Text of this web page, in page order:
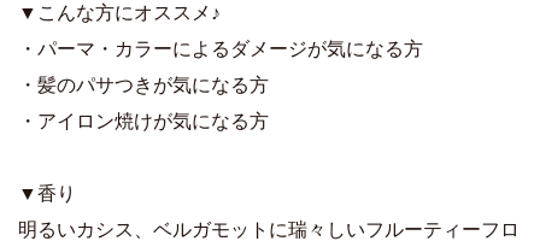
▼こんな方にオススメ♪
・パーマ・カラーによるダメージが気になる方
・髪のパサつきが気になる方
・アイロン焼けが気になる方
▼香り
明るいカシス、ベルガモットに瑞々しいフルーティーフロ